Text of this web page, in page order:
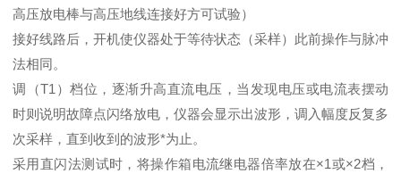
高压放电棒与高压地线连接好方可试验）
接好线路后，开机使仪器处于等待状态（采样）此前操作与脉冲
法相同。
调（T1）档位，逐渐升高直流电压，当发现电压或电流表摆动
时则说明故障点闪络放电，仪器会显示出波形，调入幅度反复多
次采样，直到收到的波形*为止。
采用直闪法测试时，将操作箱电流继电器倍率放在×1或×2档，